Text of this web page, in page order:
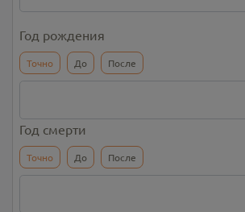
Год рождения
Точно До После
Год смерти
Точно До После